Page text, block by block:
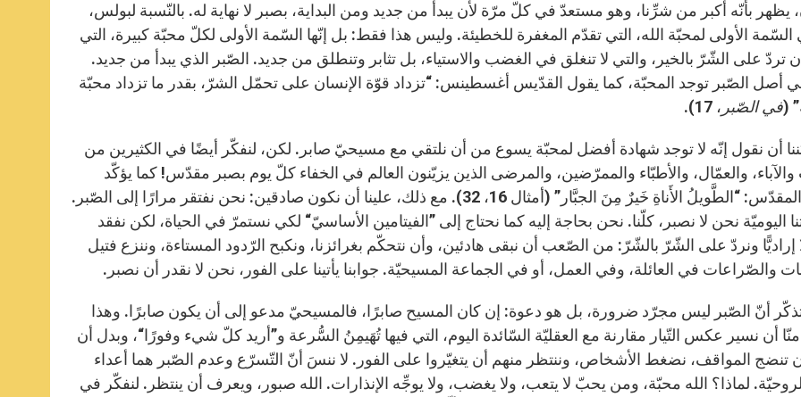
يظهر بأنّه أكبر من شرِّنا، وهو مستعدّ في كلّ مرّة لأن يبدأ من جديد ومن البداية، بصبر لا نهاية له. بالنّسبة لبولس،
الأولى لمحبّة الله، التي تقدّم المغفرة للخطيئة. وليس هذا فقط: بل إنّها السّمة الأولى لكلّ محبّة كبيرة، التي
تردّ على الشّرّ بالخير، والتي لا تنغلق في الغضب والاستياء، بل تثابر وتنطلق من جديد. الصّبر الذي يبدأ من جديد.
أصل الصّبر توجد المحبّة، كما يقول القدّيس أغسطينس: “تزداد قوّة الإنسان على تحمّل الشرّ، بقدر ما تزداد محبّة
(في الصّبر ، 17).
أن نقول إنّه لا توجد شهادة أفضل لمحبّة يسوع من أن نلتقي مع مسيحيّ صابر. لكن، لنفكّر أيضًا في الكثيرين من
والآباء، والعمّال، والأطبّاء والممرّضين، والمرضى الذين يزيّنون العالم في الخفاء كلّ يوم بصبر مقدّس! كما يؤكّد
الكتاب المقدّس: “الطَّويلُ الأَناةِ خَيرٌ مِنَ الجبَّار” (أمثال 16، 32). مع ذلك، علينا أن نكون صادقين: نحن نفتقر مرارًا إلى الصّبر.
اليوميّة نحن لا نصبر، كلّنا. نحن بحاجة إليه كما نحتاج إلى ”الفيتامين الأساسيّ“ لكي نستمرّ في الحياة، لكن نفقد
إراديًّا ونردّ على الشّرّ بالشّرّ: من الصّعب أن نبقى هادئين، وأن نتحكّم بغرائزنا، ونكبح الرّدود المستاءة، وننزع فتيل
والصّراعات في العائلة، وفي العمل، أو في الجماعة المسيحيّة. جوابنا يأتينا على الفور، نحن لا نقدر أن نصبر.
أنّ الصّبر ليس مجرّد ضرورة، بل هو دعوة: إن كان المسيح صابرًا، فالمسيحيّ مدعو إلى أن يكون صابرًا. وهذا
أن نسير عكس التّيار مقارنة مع العقليّة السّائدة اليوم، التي فيها تُهَيمِنُ السُّرعة و”أريد كلّ شيء وفورًا“، وبدل أن
تنضج المواقف، نضغط الأشخاص، وننتظر منهم أن يتغيّروا على الفور. لا ننسَ أنّ التّسرّع وعدم الصّبر هما أعداء
لماذا؟ الله محبّة، ومن يحبّ لا يتعب، ولا يغضب، ولا يوجِّه الإنذارات. الله صبور، ويعرف أن ينتظر. لنفكّر في